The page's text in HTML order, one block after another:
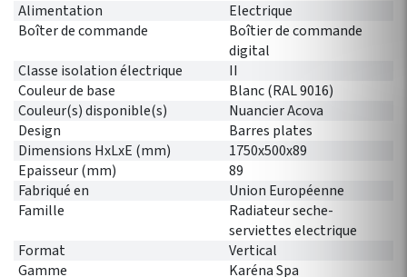
Alimentation
Electrique
Boîter de commande
Boîtier de commande
digital
Classe isolation électrique
II
Couleur de base
Blanc (RAL 9016)
Couleur(s) disponible(s)
Nuancier Acova
Design
Barres plates
Dimensions HxLxE (mm)
1750x500x89
Epaisseur (mm)
89
Fabriqué en
Union Européenne
Famille
Radiateur seche-
serviettes electrique
Format
Vertical
Gamme
Karéna Spa